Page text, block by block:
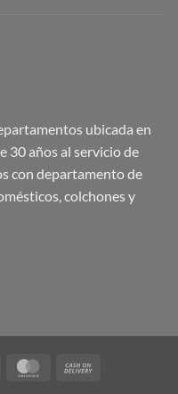
ubicada en
30 años al servicio de
con departamento de
colchones y
MasterCard